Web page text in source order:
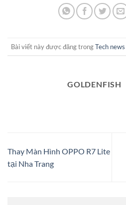
Bài viết này được đăng trongTech news
GOLDENFISH
Thay Màn Hình OPPO R7 Lite
tại Nha Trang